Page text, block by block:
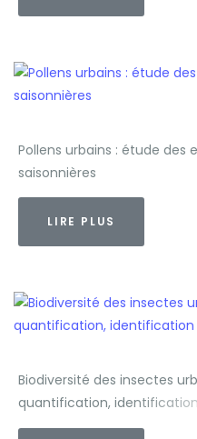
Pollens urbains : étude des
saisonnières
LIRE PLUS
Biodiversité des insectes
quantification,